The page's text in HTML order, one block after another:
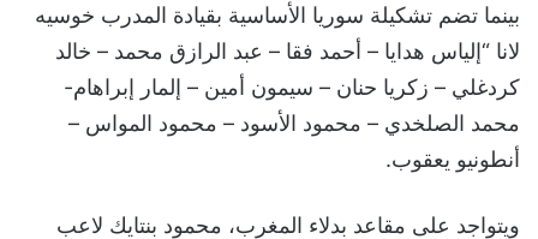
بينما تضم تشكيلة سوريا الأساسية بقيادة المدرب خوسيه
لانا “إلياس هدايا – أحمد فقا – عبد الرازق محمد – خالد
كردغلي – زكريا حنان – سيمون أمين – إلمار إبراهام-
محمد الصلخدي – محمود الأسود – محمود المواس –
أنطونيو يعقوب.
ويتواجد على مقاعد بدلاء المغرب، محمود بنتايك لاعب